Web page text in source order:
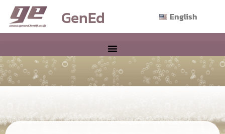
GenEd English